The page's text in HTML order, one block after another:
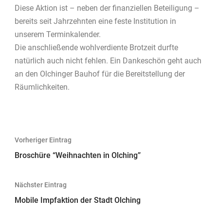
Diese Aktion ist – neben der finanziellen Beteiligung –
bereits seit Jahrzehnten eine feste Institution in
unserem Terminkalender.
Die anschließende wohlverdiente Brotzeit durfte
natürlich auch nicht fehlen. Ein Dankeschön geht auch
an den Olchinger Bauhof für die Bereitstellung der
Räumlichkeiten.
Beitragsnavigation
Vorheriger Eintrag
Broschüre “Weihnachten in Olching”
Nächster Eintrag
Mobile Impfaktion der Stadt Olching